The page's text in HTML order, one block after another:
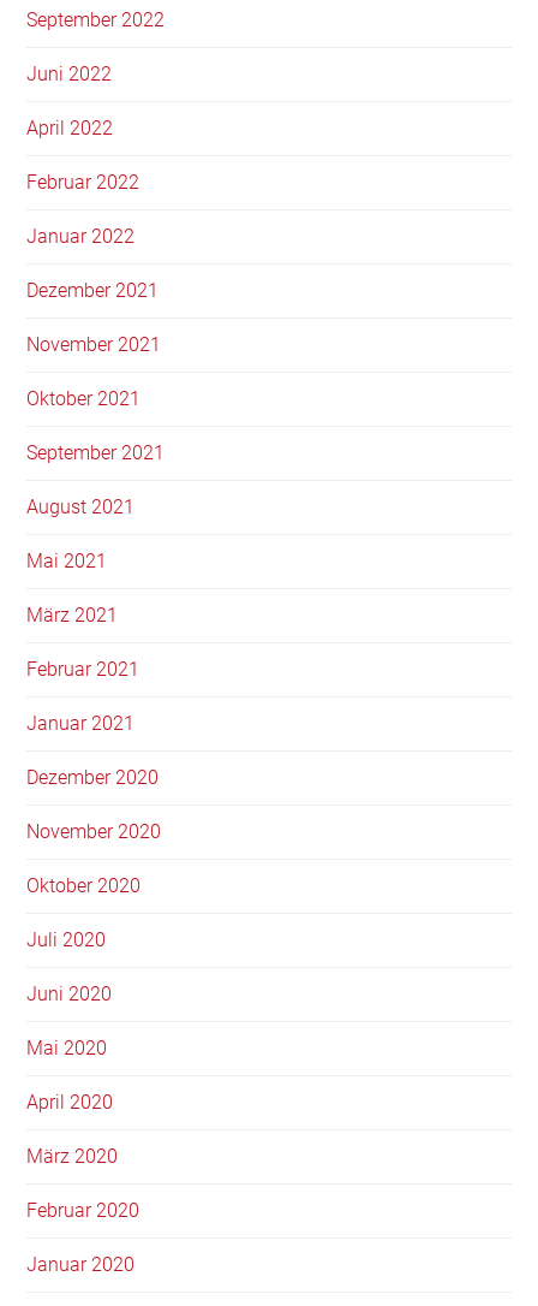
September 2022
Juni 2022
April 2022
Februar 2022
Januar 2022
Dezember 2021
November 2021
Oktober 2021
September 2021
August 2021
Mai 2021
März 2021
Februar 2021
Januar 2021
Dezember 2020
November 2020
Oktober 2020
Juli 2020
Juni 2020
Mai 2020
April 2020
März 2020
Februar 2020
Januar 2020